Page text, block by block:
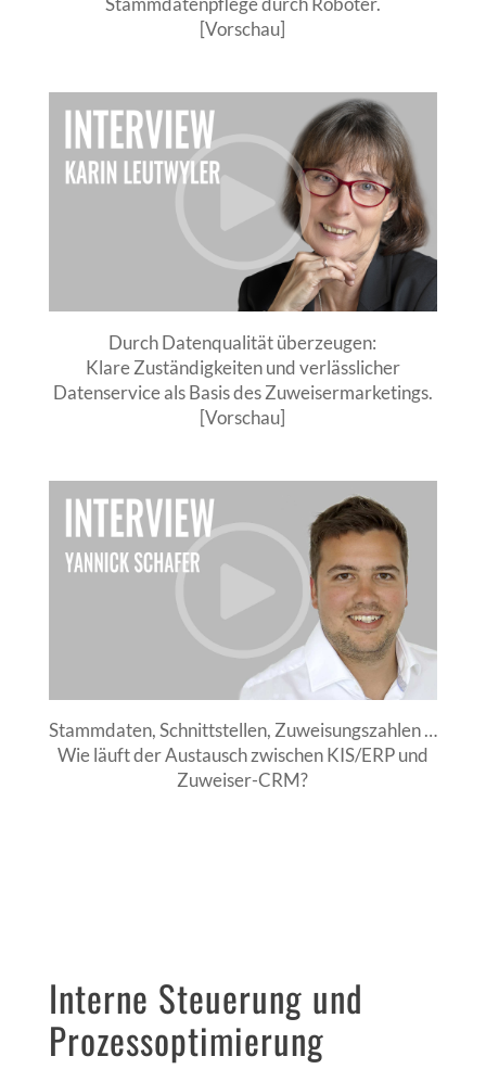
[Vorschau]
Durch Datenqualität überzeugen:
Klare Zuständigkeiten und verlässlicher
Datenservice als Basis des Zuweisermarketings.
[Vorschau]
Stammdaten, Schnittstellen, Zuweisungszahlen …
Wie läuft der Austausch zwischen KIS/ERP und
Zuweiser-CRM?
Interne Steuerung und
Prozessoptimierung